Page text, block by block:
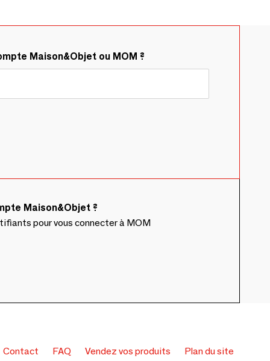
Maison&Objet ou MOM ?
Maison&Objet ?
pour vous connecter à MOM
Contact FAQ Vendez vos produits Plan du site